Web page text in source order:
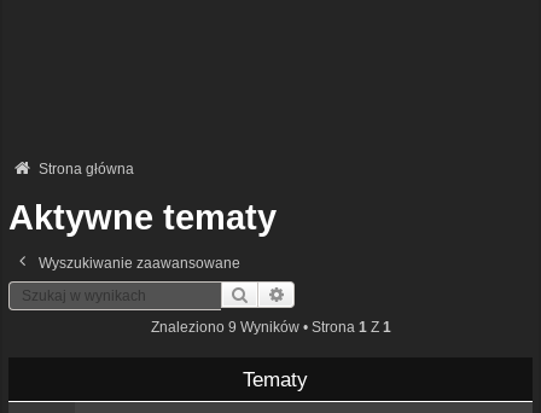
Strona główna
Aktywne tematy
Wyszukiwanie zaawansowane
Szukaj
Znaleziono 9 Wyników • Strona 1 Z 1
Tematy